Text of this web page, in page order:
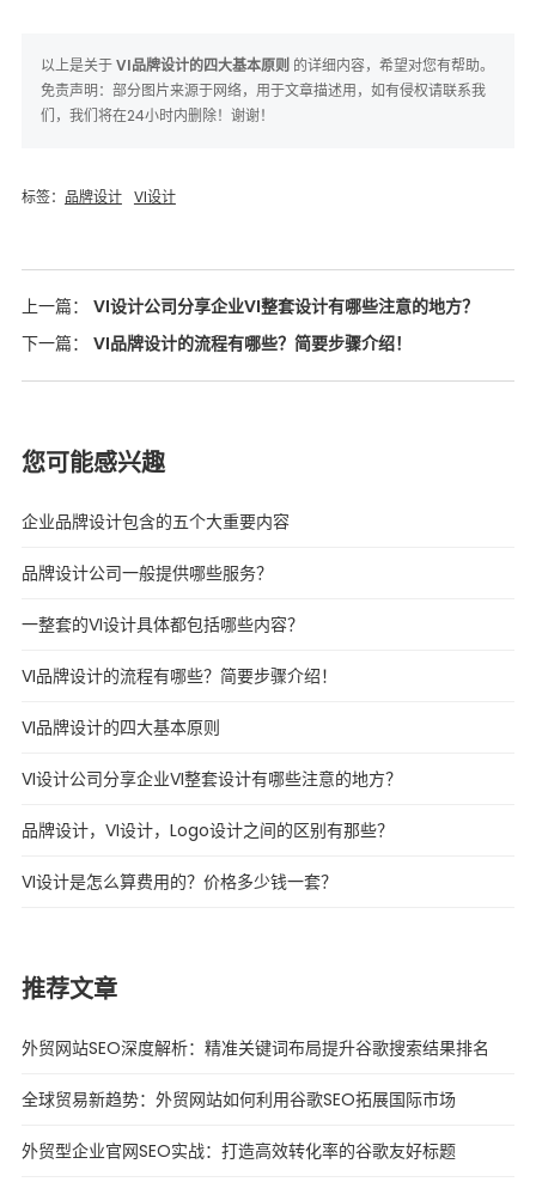
以上是关于VI品牌设计的四大基本原则 的详细内容，希望对您有帮助。
免责声明：部分图片来源于网络，用于文章描述用，如有侵权请联系我
们，我们将在24小时内删除！谢谢！
标签： 品牌设计 VI设计
上一篇：
VI设计公司分享企业VI整套设计有哪些注意的地方？
下一篇：
VI品牌设计的流程有哪些？简要步骤介绍！
您可能感兴趣
企业品牌设计包含的五个大重要内容
品牌设计公司一般提供哪些服务？
一整套的VI设计具体都包括哪些内容？
VI品牌设计的流程有哪些？简要步骤介绍！
VI品牌设计的四大基本原则
VI设计公司分享企业VI整套设计有哪些注意的地方？
品牌设计，VI设计，Logo设计之间的区别有那些？
VI设计是怎么算费用的？价格多少钱一套？
推荐文章
外贸网站SEO深度解析：精准关键词布局提升谷歌搜索结果排名
全球贸易新趋势：外贸网站如何利用谷歌SEO拓展国际市场
外贸型企业官网SEO实战：打造高效转化率的谷歌友好标题